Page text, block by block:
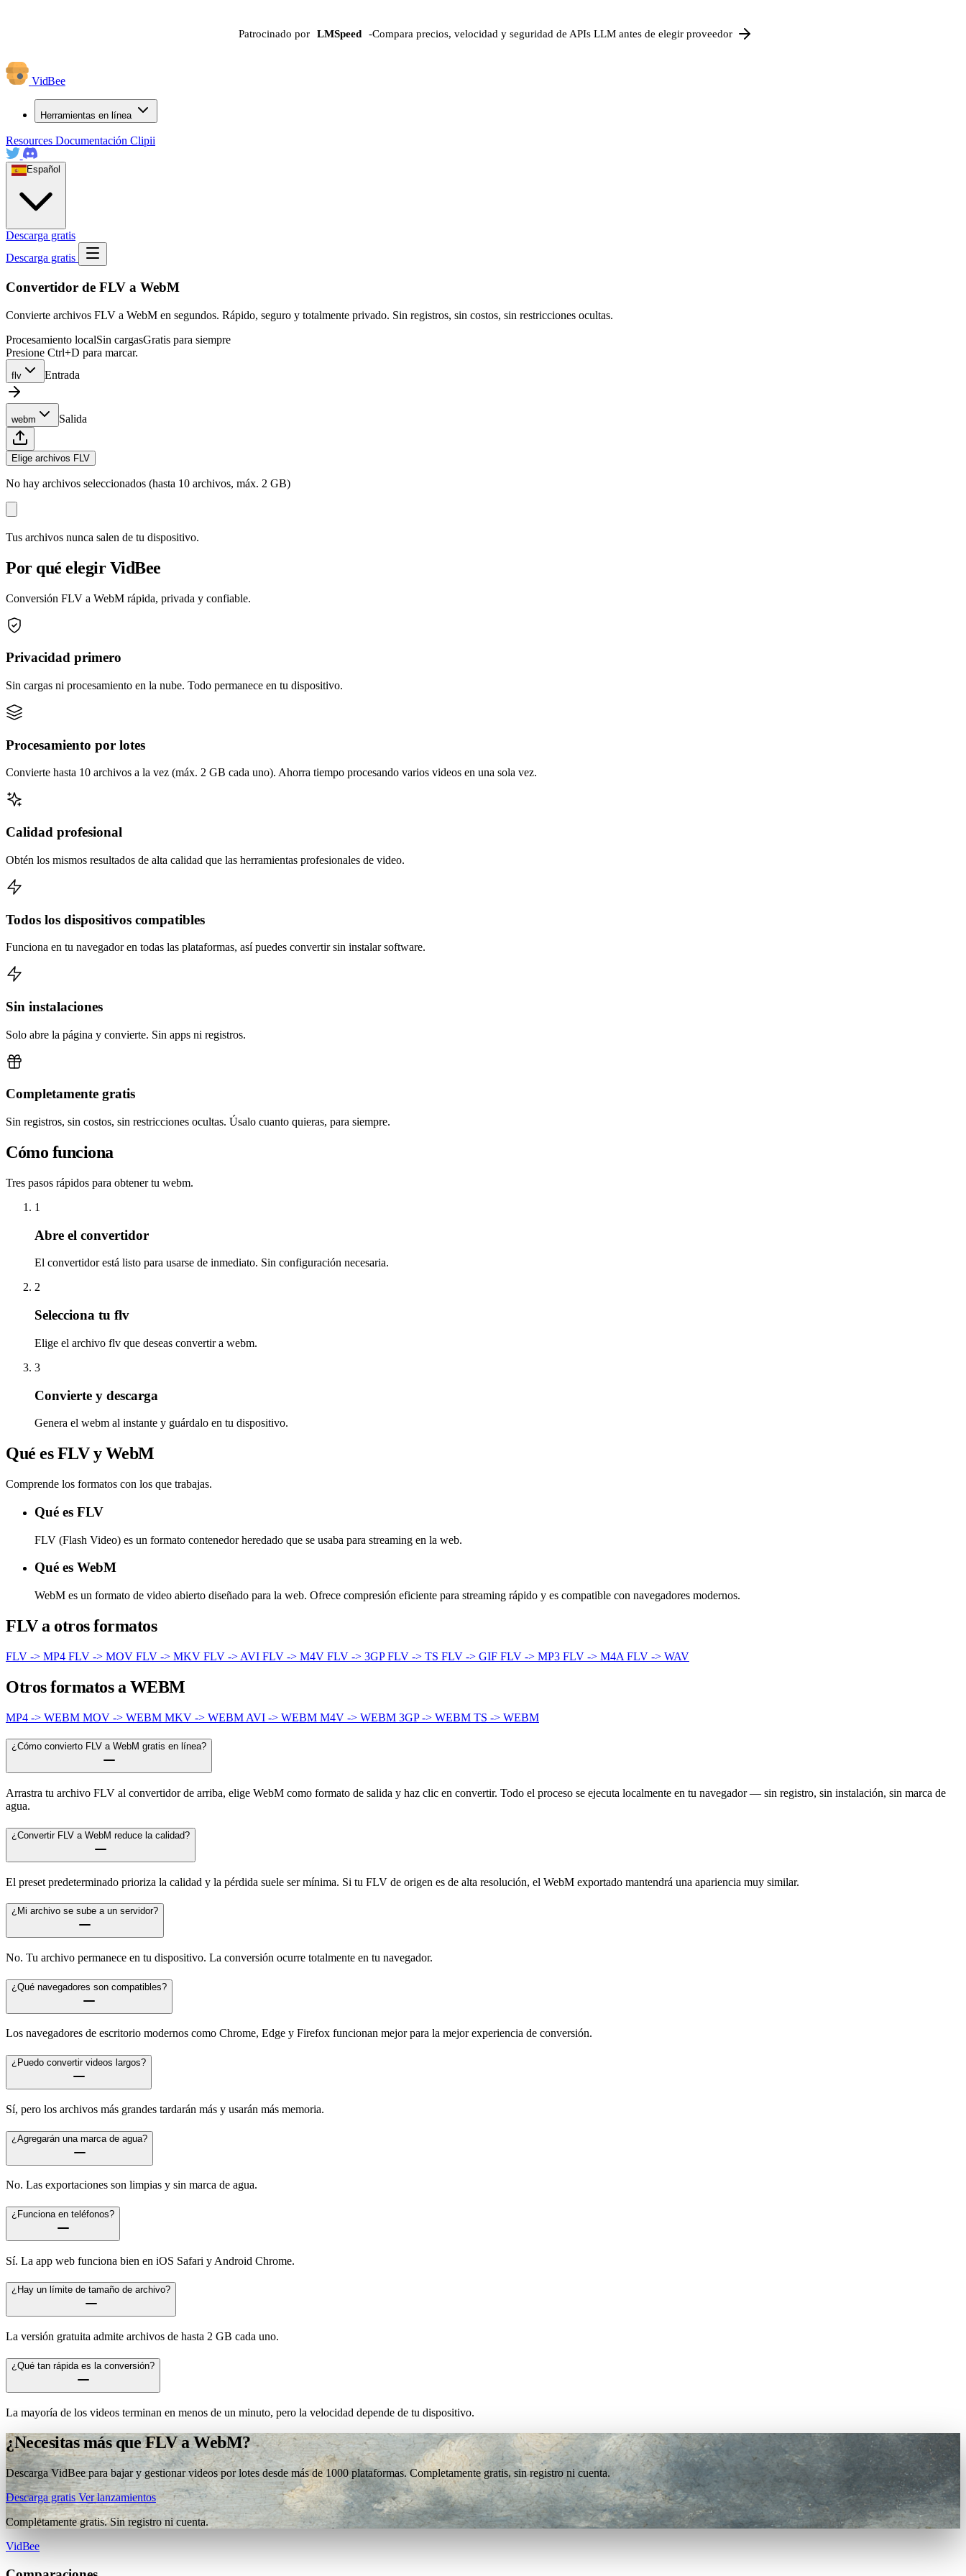
Patrocinado por LMSpeed -Compara precios, velocidad y seguridad de APIs LLM antes de elegir proveedor
VidBee
Herramientas en línea
Resources Documentación Clipii
Español
Descarga gratis
Descarga gratis
Convertidor de FLV a WebM
Convierte archivos FLV a WebM en segundos. Rápido, seguro y totalmente privado. Sin registros, sin costos, sin restricciones ocultas.
Procesamiento localSin cargasGratis para siempre
Presione Ctrl+D para marcar.
flv Entrada
webm Salida
Elige archivos FLV
No hay archivos seleccionados (hasta 10 archivos, máx. 2 GB)
Tus archivos nunca salen de tu dispositivo.
Por qué elegir VidBee
Conversión FLV a WebM rápida, privada y confiable.
Privacidad primero
Sin cargas ni procesamiento en la nube. Todo permanece en tu dispositivo.
Procesamiento por lotes
Convierte hasta 10 archivos a la vez (máx. 2 GB cada uno). Ahorra tiempo procesando varios videos en una sola vez.
Calidad profesional
Obtén los mismos resultados de alta calidad que las herramientas profesionales de video.
Todos los dispositivos compatibles
Funciona en tu navegador en todas las plataformas, así puedes convertir sin instalar software.
Sin instalaciones
Solo abre la página y convierte. Sin apps ni registros.
Completamente gratis
Sin registros, sin costos, sin restricciones ocultas. Úsalo cuanto quieras, para siempre.
Cómo funciona
Tres pasos rápidos para obtener tu webm.
1
Abre el convertidor
El convertidor está listo para usarse de inmediato. Sin configuración necesaria.
2
Selecciona tu flv
Elige el archivo flv que deseas convertir a webm.
3
Convierte y descarga
Genera el webm al instante y guárdalo en tu dispositivo.
Qué es FLV y WebM
Comprende los formatos con los que trabajas.
Qué es FLV
FLV (Flash Video) es un formato contenedor heredado que se usaba para streaming en la web.
Qué es WebM
WebM es un formato de video abierto diseñado para la web. Ofrece compresión eficiente para streaming rápido y es compatible con navegadores modernos.
FLV a otros formatos
FLV -> MP4 FLV -> MOV FLV -> MKV FLV -> AVI FLV -> M4V FLV -> 3GPFLV -> TS FLV -> GIF FLV -> MP3 FLV -> M4A FLV -> WAV
Otros formatos a WEBM
MP4 -> WEBM MOV -> WEBM MKV -> WEBM AVI -> WEBM M4V -> WEBM 3GP -> WEBM TS -> WEBM
¿Cómo convierto FLV a WebM gratis en línea?
Arrastra tu archivo FLV al convertidor de arriba, elige WebM como formato de salida y haz clic en convertir. Todo el proceso se ejecuta localmente en tu navegador — sin registro, sin instalación, sin marca de
agua.
¿Convertir FLV a WebM reduce la calidad?
El preset predeterminado prioriza la calidad y la pérdida suele ser mínima. Si tu FLV de origen es de alta resolución, el WebM exportado mantendrá una apariencia muy similar.
¿Mi archivo se sube a un servidor?
No. Tu archivo permanece en tu dispositivo. La conversión ocurre totalmente en tu navegador.
¿Qué navegadores son compatibles?
Los navegadores de escritorio modernos como Chrome, Edge y Firefox funcionan mejor para la mejor experiencia de conversión.
¿Puedo convertir videos largos?
Sí, pero los archivos más grandes tardarán más y usarán más memoria.
¿Agregarán una marca de agua?
No. Las exportaciones son limpias y sin marca de agua.
¿Funciona en teléfonos?
Sí. La app web funciona bien en iOS Safari y Android Chrome.
¿Hay un límite de tamaño de archivo?
La versión gratuita admite archivos de hasta 2 GB cada uno.
¿Qué tan rápida es la conversión?
La mayoría de los videos terminan en menos de un minuto, pero la velocidad depende de tu dispositivo.
¿Necesitas más que FLV a WebM?
Descarga VidBee para bajar y gestionar videos por lotes desde más de 1000 plataformas. Completamente gratis, sin registro ni cuenta.
Descarga gratis Ver lanzamientos
Completamente gratis. Sin registro ni cuenta.
VidBee